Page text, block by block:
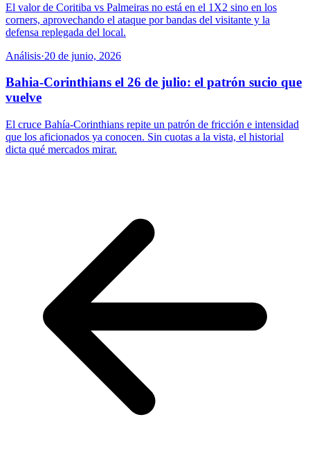
El valor de Coritiba vs Palmeiras no está en el 1X2 sino en los
corners, aprovechando el ataque por bandas del visitante y la
defensa replegada del local.
Análisis·20 de junio, 2026
Bahia-Corinthians el 26 de julio: el patrón sucio que
vuelve
El cruce Bahía-Corinthians repite un patrón de fricción e intensidad
que los aficionados ya conocen. Sin cuotas a la vista, el historial
dicta qué mercados mirar.